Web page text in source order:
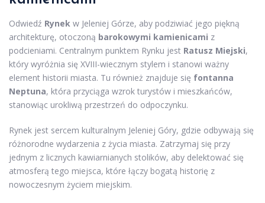
Odwiedź Rynek w Jeleniej Górze, aby podziwiać jego piękną
architekturę, otoczoną barokowymi kamienicami z
podcieniami. Centralnym punktem Rynku jest Ratusz Miejski,
który wyróżnia się XVIII-wiecznym stylem i stanowi ważny
element historii miasta. Tu również znajduje się fontanna
Neptuna, która przyciąga wzrok turystów i mieszkańców,
stanowiąc urokliwą przestrzeń do odpoczynku.
Rynek jest sercem kulturalnym Jeleniej Góry, gdzie odbywają się
różnorodne wydarzenia z życia miasta. Zatrzymaj się przy
jednym z licznych kawiarnianych stolików, aby delektować się
atmosferą tego miejsca, które łączy bogatą historię z
nowoczesnym życiem miejskim.